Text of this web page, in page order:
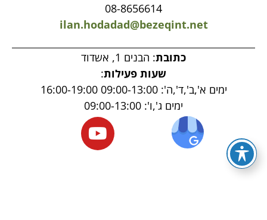
08-8656614
ilan.hodadad@bezeqint.net
כתובת: הבנים 1, אשדוד
שעות פעילות:
ימים א',ב',ד',ה': 09:00-13:00 16:00-19:00
ימים ג',ו': 09:00-13:00